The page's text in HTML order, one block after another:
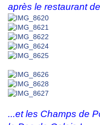
après le restaurant
...et les Champs de